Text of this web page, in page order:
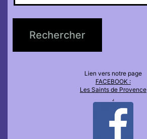
Lien vers notre page
FACEBOOK :
Les Saints de Provence
.